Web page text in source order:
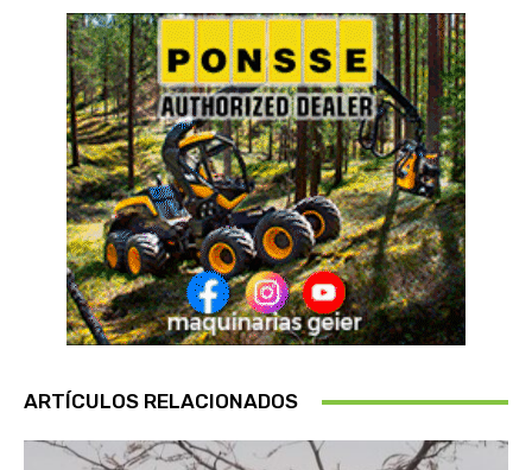
ARTÍCULOS RELACIONADOS